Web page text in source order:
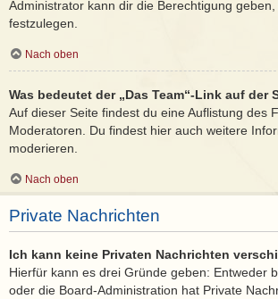
Administrator kann dir die Berechtigung
festzulegen.
Nach oben
Was bedeutet der „Das Team“-Link auf der
Auf dieser Seite findest du eine Auflistung des
Moderatoren. Du findest hier auch weitere
moderieren.
Nach oben
Private Nachrichten
Ich kann keine Privaten Nachrichten
Hierfür kann es drei Gründe geben: Entweder
oder die Board-Administration hat Private